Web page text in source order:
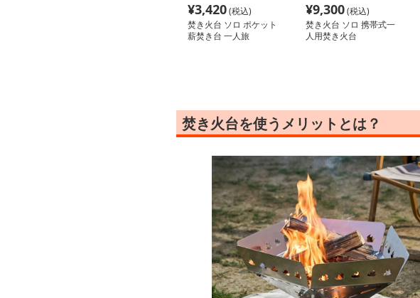
¥3,420(税込)
焚き火台 ソロ ポケット
薪焚き台 一人旅
¥9,300(税込)
焚き火台 ソロ 携帯式一
人用焚き火台
焚き火台を使うメリットとは？